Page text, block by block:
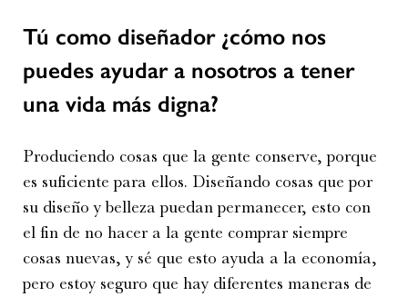
Tú como diseñador ¿cómo nos
puedes ayudar a nosotros a tener
una vida más digna?
Produciendo cosas que la gente conserve, porque
es suficiente para ellos. Diseñando cosas que por
su diseño y belleza puedan permanecer, esto con
el fin de no hacer a la gente comprar siempre
cosas nuevas, y sé que esto ayuda a la economía,
pero estoy seguro que hay diferentes maneras de